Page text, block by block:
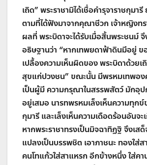
เถิด”พระราชามิได้เชื่อคำรุจาราชกุมา
ตามที่ได้ฟังมาจากคุณาชีวก เจ้าหญิงท
ผลที่ พระบิดาจะได้รับเมื่อสิ้นพระชนม์
อธิษฐานว่า “หากเทพยดาฟ้าดินมีอยู่ ข
เปลื้องความเห็นผิดของ พระบิดาด้วยเ
สุขแก่ปวงชน”ขณะนั้น มีพรหมเทพอง
เป็นผู้มี ความกรุณาในสรรพสัตว์ มักอุ
อยู่เสมอ นารทพรหมเล็งเห็นความทุกข์
กุมารี และเล็งเห็นความเดือดร้อนอันจ
หากพระราชาทรงเป็นมิจฉาทิฏฐิ จึงเสด็
แปลงเป็นบรรพชิต เอาภาชนะ ทองใส่
คนโทแก้วใส่สาแหรก อีกข้างหนึ่ง ใส่ค